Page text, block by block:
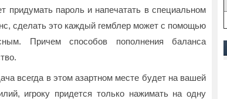
придумать пароль и напечатать в специальном
сделать это каждый гемблер может с помощью
Причем способов пополнения баланса
всегда в этом азартном месте будет на вашей
игроку придется только нажимать на одну